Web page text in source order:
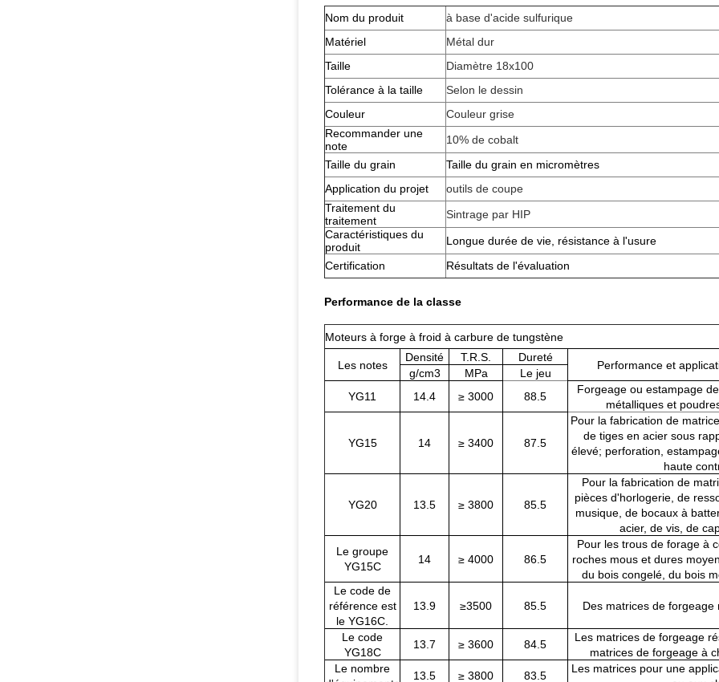
Nom du produit
à base d'acide sulfurique
Matériel
Métal dur
Taille
Diamètre 18x100
Tolérance à la taille
Selon le dessin
Couleur
Couleur grise
Recommander une
note
10% de cobalt
Taille du grain
Taille du grain en micromètres
Application du projet
outils de coupe
Traitement du
traitement
Sintrage par HIP
Caractéristiques du
produit
Longue durée de vie, résistance à l'usure
Certification
Résultats de l'évaluation
Performance de la classe
Moteurs à forge à froid à carbure de tungstène
Les notes
Densité T.R.S. Dureté
Performance et
g/cm3 MPa
Le jeu
YG11
14.4 ≥ 3000 88.5
Forgeage ou estampage
métalliques et
YG15 14 ≥ 3400 87.5
Pour la fabrication de
de tiges en acier sous
élevé; perforation,
haute
YG20 13.5 ≥ 3800 85.5
Pour la fabrication de
pièces d'horlogerie, de
musique, de bocaux à
acier, de vis, de
Le groupe
YG15C
14 ≥ 4000 86.5
Pour les trous de forage à
roches mous et dures
du bois congelé, du bois
Le code de
référence est
le YG16C.
13.9 ≥3500 85.5 Des matrices de forgeage
Le code
YG18C
13.7 ≥ 3600 84.5
Les matrices de forgeage
matrices de forgeage à
Le nombre
13.5 ≥ 3800 83.5
Les matrices pour une